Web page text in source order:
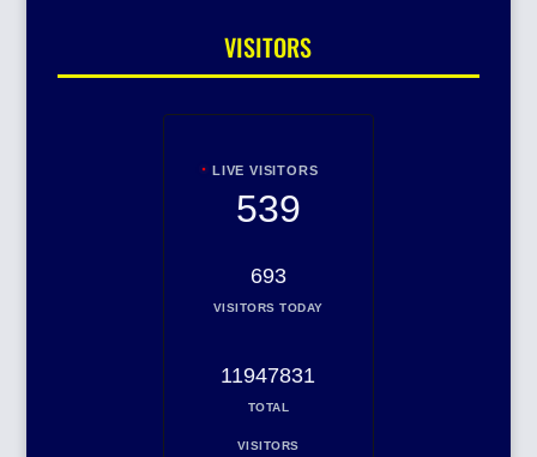
VISITORS
LIVE VISITORS
539
693
VISITORS TODAY
11947831
TOTAL
VISITORS